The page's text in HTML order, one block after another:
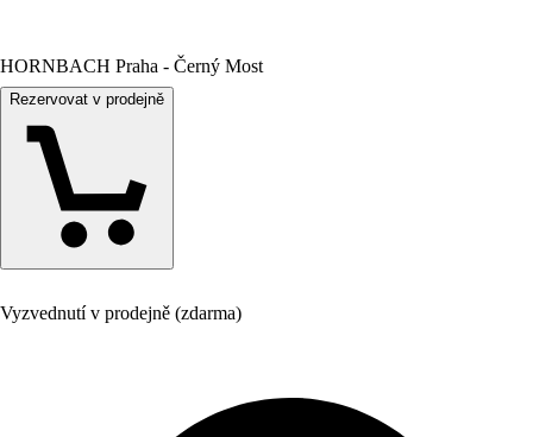
HORNBACH Praha - Černý Most
Rezervovat v prodejně
Vyzvednutí v prodejně (zdarma)